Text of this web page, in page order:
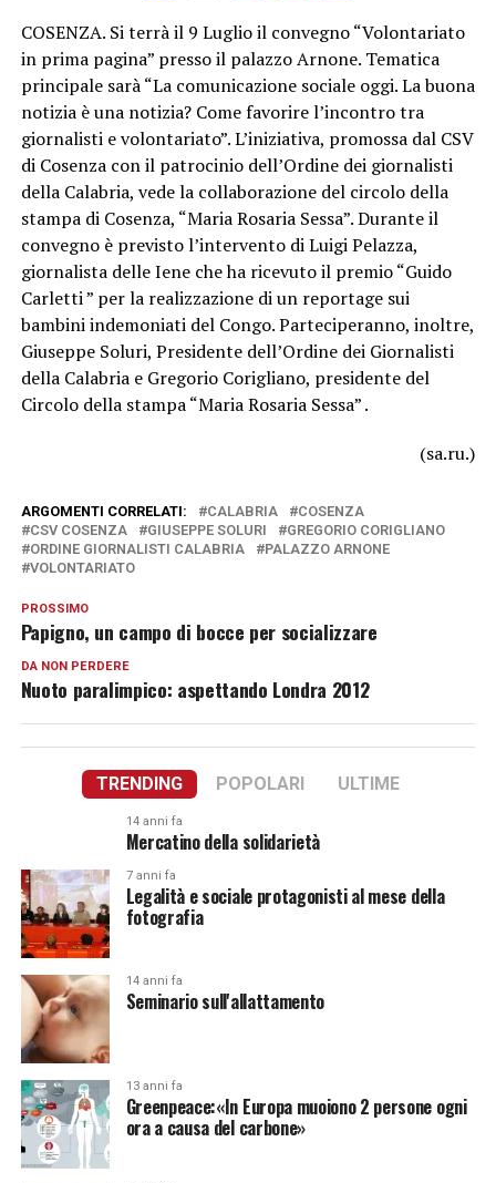
COSENZA. Si terrà il 9 Luglio il convegno “Volontariato
in prima pagina” presso il palazzo Arnone. Tematica
principale sarà “La comunicazione sociale oggi. La buona
notizia è una notizia? Come favorire l’incontro tra
giornalisti e volontariato”. L’iniziativa, promossa dal CSV
di Cosenza con il patrocinio dell’Ordine dei giornalisti
della Calabria, vede la collaborazione del circolo della
stampa di Cosenza, “Maria Rosaria Sessa”. Durante il
convegno è previsto l’intervento di Luigi Pelazza,
giornalista delle Iene che ha ricevuto il premio “Guido
Carletti ” per la realizzazione di un reportage sui
bambini indemoniati del Congo. Parteciperanno, inoltre,
Giuseppe Soluri, Presidente dell’Ordine dei Giornalisti
della Calabria e Gregorio Corigliano, presidente del
Circolo della stampa “Maria Rosaria Sessa” .
(sa.ru.)
ARGOMENTI CORRELATI: CALABRIA
COSENZA
CSV COSENZA
GIUSEPPE SOLURI
GREGORIO CORIGLIANO
ORDINE GIORNALISTI CALABRIA
PALAZZO ARNONE
VOLONTARIATO
PROSSIMO
Papigno, un campo di bocce per socializzare
DA NON PERDERE
Nuoto paralimpico: aspettando Londra 2012
TRENDING POPOLARI ULTIME
14 anni fa
Mercatino della solidarietà
7 anni fa
Legalità e sociale protagonisti al mese della
fotografia
14 anni fa
Seminario sull'allattamento
13 anni fa
Greenpeace:«In Europa muoiono 2 persone ogni
ora a causa del carbone»